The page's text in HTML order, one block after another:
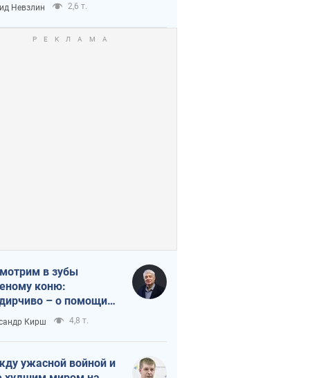
Невзлин 2,6 т.
в зубы
коню:
– о помощи
Кирш 4,8 т.
ужасной войной и